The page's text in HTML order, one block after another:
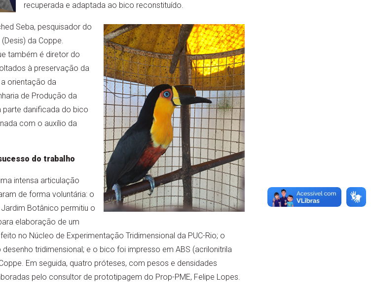
recuperada e adaptada ao bico reconstituído.
Seba, pesquisador do
da Coppe.
também é diretor do
à preservação da
orientação da
de Produção da
parte danificada do bico
com o auxílio da
do trabalho
intensa articulação
de forma voluntária: o
Botânico permitiu o
elaboração de um
no Núcleo de Experimentação Tridimensional da PUC-Rio; o
tridimensional; e o bico foi impresso em ABS (acrilonitrila
Em seguida, quatro próteses, com pesos e densidades
pelo consultor de prototipagem do Prop-PME, Felipe Lopes.